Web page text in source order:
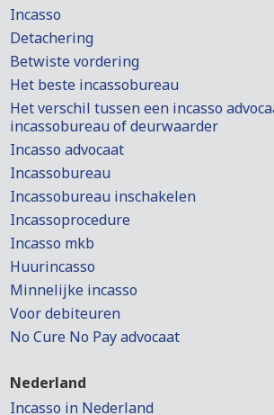
Incasso
Detachering
Betwiste vordering
Het beste incassobureau
Het verschil tussen een incasso
incassobureau of deurwaarder
Incasso advocaat
Incassobureau
Incassobureau inschakelen
Incassoprocedure
Incasso mkb
Huurincasso
Minnelijke incasso
Voor debiteuren
No Cure No Pay advocaat
Nederland
Incasso in Nederland